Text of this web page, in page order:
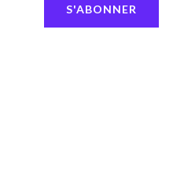
S'ABONNER